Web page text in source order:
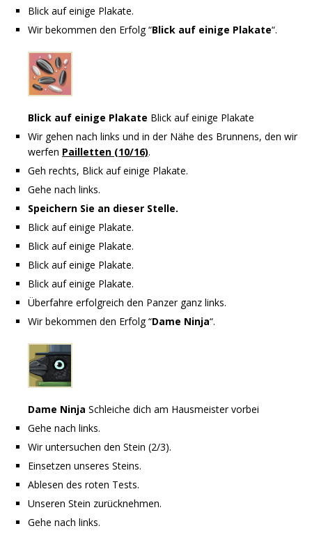
Blick auf einige Plakate.
Wir bekommen den Erfolg “Blick auf einige Plakate“.
Blick auf einige Plakate Blick auf einige Plakate
Wir gehen nach links und in der Nähe des Brunnens, den wir
werfen Pailletten (10/16).
Geh rechts, Blick auf einige Plakate.
Gehe nach links.
Speichern Sie an dieser Stelle.
Blick auf einige Plakate.
Blick auf einige Plakate.
Blick auf einige Plakate.
Blick auf einige Plakate.
Überfahre erfolgreich den Panzer ganz links.
Wir bekommen den Erfolg “Dame Ninja“.
Dame Ninja Schleiche dich am Hausmeister vorbei
Gehe nach links.
Wir untersuchen den Stein (2/3).
Einsetzen unseres Steins.
Ablesen des roten Tests.
Unseren Stein zurücknehmen.
Gehe nach links.